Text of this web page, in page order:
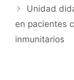
Unidad
en pacientes
inmunitarios